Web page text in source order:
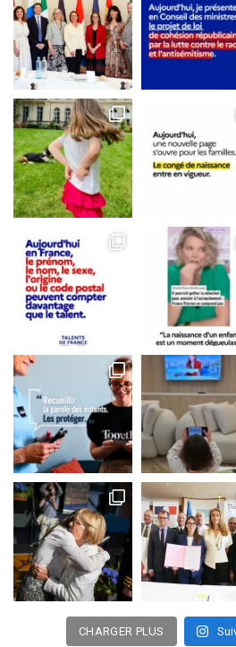
CHARGER PLUS